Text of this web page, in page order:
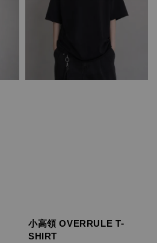
小高領 OVERRULE T-
SHIRT